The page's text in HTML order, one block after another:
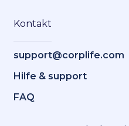
Kontakt
support@corplife.com
Hilfe & support
FAQ